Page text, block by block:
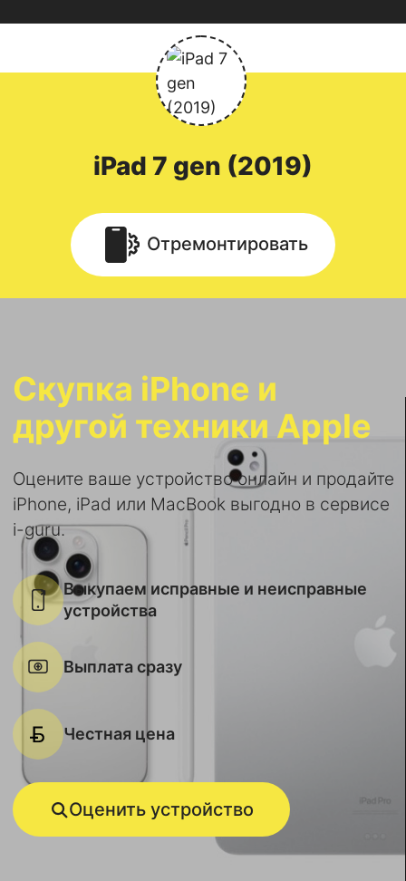
iPad 7 gen (2019)
Отремонтировать
Скупка iPhone и
другой техники Apple
Оцените ваше устройство онлайн и продайте
iPhone, iPad или MacBook выгодно в сервисе
i-guru.
Выкупаем исправные и неисправные
устройства
Выплата сразу
Честная цена
Оценить устройство